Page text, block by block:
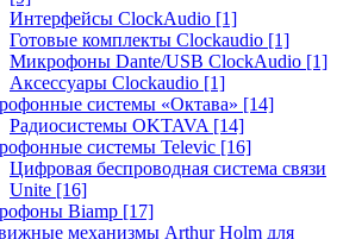
Интерфейсы ClockAudio [1]
Готовые комплекты Clockaudio [1]
Микрофоны Dante/USB ClockAudio [1]
Аксессуары Clockaudio [1]
системы «Октава» [14]
Радиосистемы OKTAVA [14]
системы Televic [16]
Цифровая беспроводная система связи
Unite [16]
Biamp [17]
механизмы Arthur Holm для